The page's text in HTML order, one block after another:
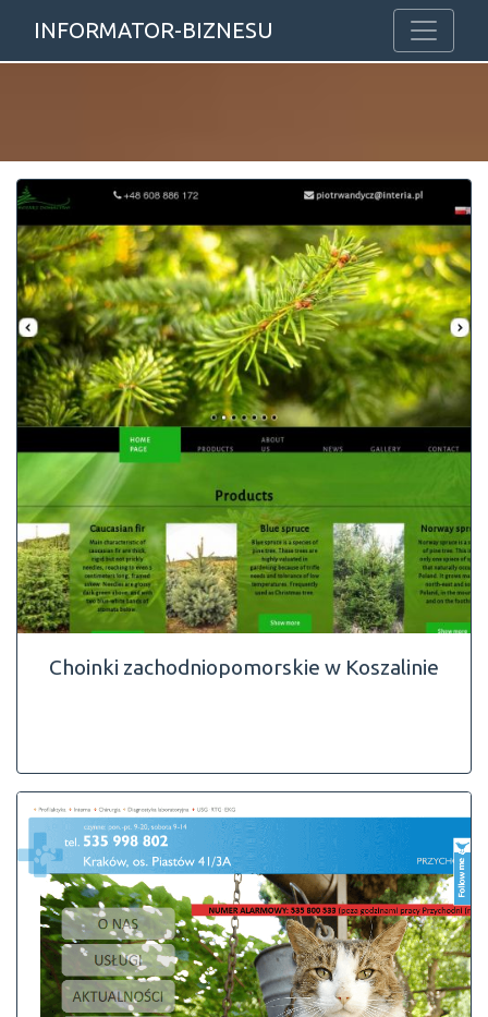
INFORMATOR-BIZNESU
Choinki zachodniopomorskie w Koszalinie